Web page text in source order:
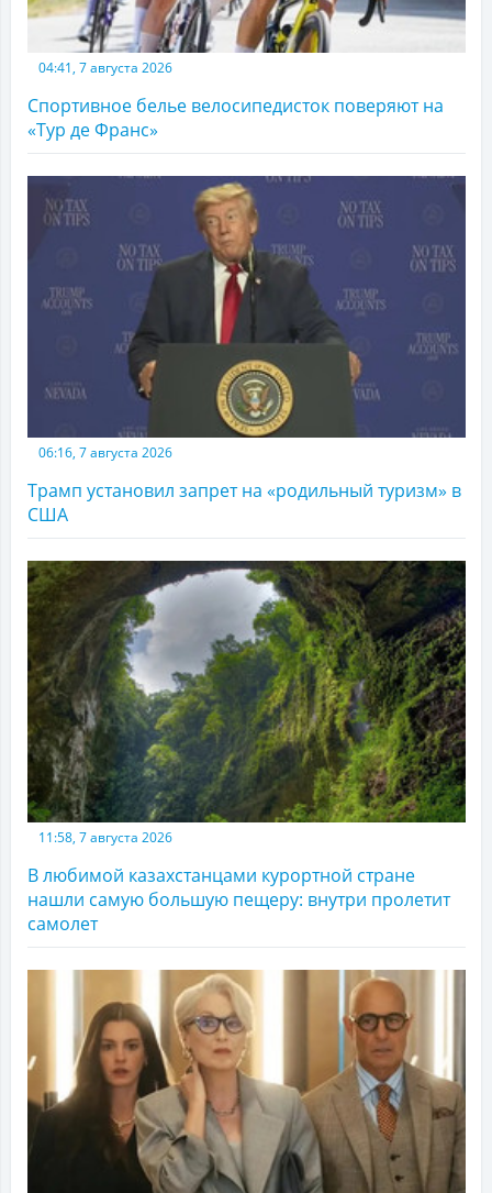
04:41, 7 августа 2026
Спортивное белье велосипедисток поверяют на
«Тур де Франс»
06:16, 7 августа 2026
Трамп установил запрет на «родильный туризм» в
США
11:58, 7 августа 2026
В любимой казахстанцами курортной стране
нашли самую большую пещеру: внутри пролетит
самолет